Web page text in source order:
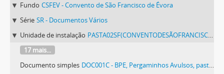
Fundo CSFEV - Convento de São Francisco de Évora
Série SR - Documentos Vários
Unidade de instalação PASTA02SF(CONVENTODESÃOFRANCISCODEÉVORA) - Pergaminhos Avulsos, pasta 02 SF (Convento de São Francisco de Évora).
17 mais...
Documento simples DOC001C - BPE, Pergaminhos Avulsos, pasta 02 SF (Convento de São Francisco de Évora), peça 032, doc. 001 c